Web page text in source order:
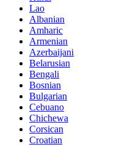
Lao
Albanian
Amharic
Armenian
Azerbaijani
Belarusian
Bengali
Bosnian
Bulgarian
Cebuano
Chichewa
Corsican
Croatian